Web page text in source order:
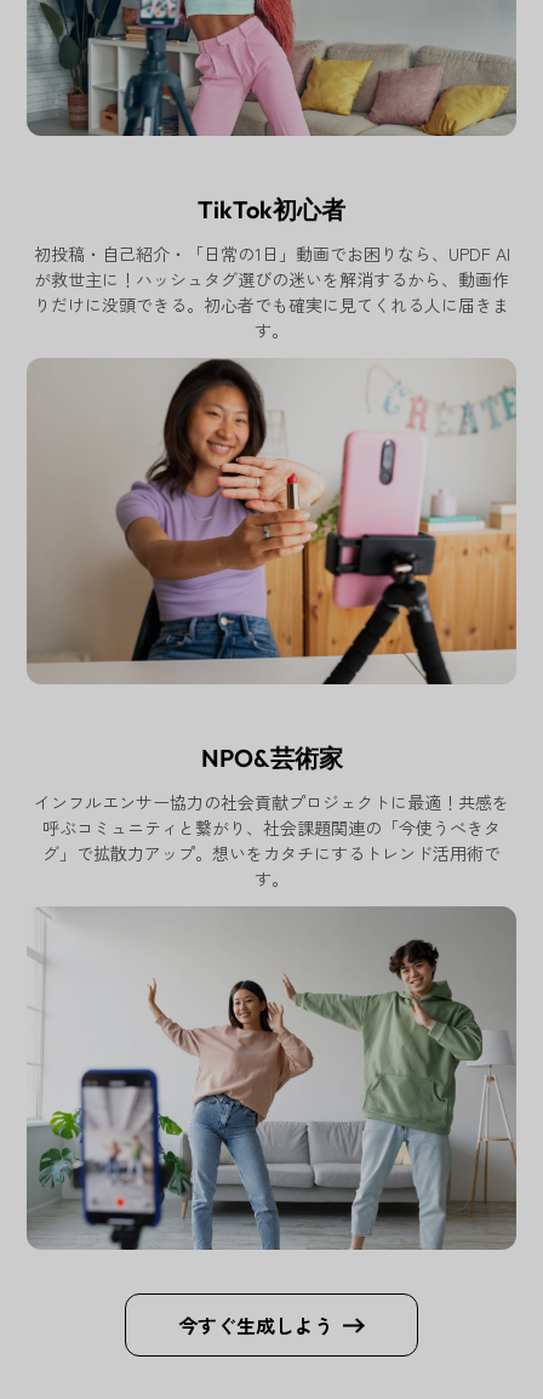
TikTok初心者
初投稿・自己紹介・「日常の1日」動画でお困りなら、UPDF AI
が救世主に！ハッシュタグ選びの迷いを解消するから、動画作
りだけに没頭できる。初心者でも確実に見てくれる人に届きま
す。
NPO&芸術家
インフルエンサー協力の社会貢献プロジェクトに最適！共感を
呼ぶコミュニティと繋がり、社会課題関連の「今使うべきタ
グ」で拡散力アップ。想いをカタチにするトレンド活用術で
す。
今すぐ生成しよう